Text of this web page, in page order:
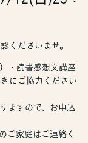
くださいませ。
・読書感想文講座
にご協力ください
ますので、お申込
ご家庭はご連絡く